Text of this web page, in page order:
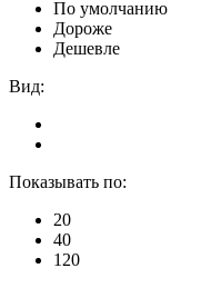
По умолчанию
Дороже
Дешевле
Вид:
Показывать по:
20
40
120